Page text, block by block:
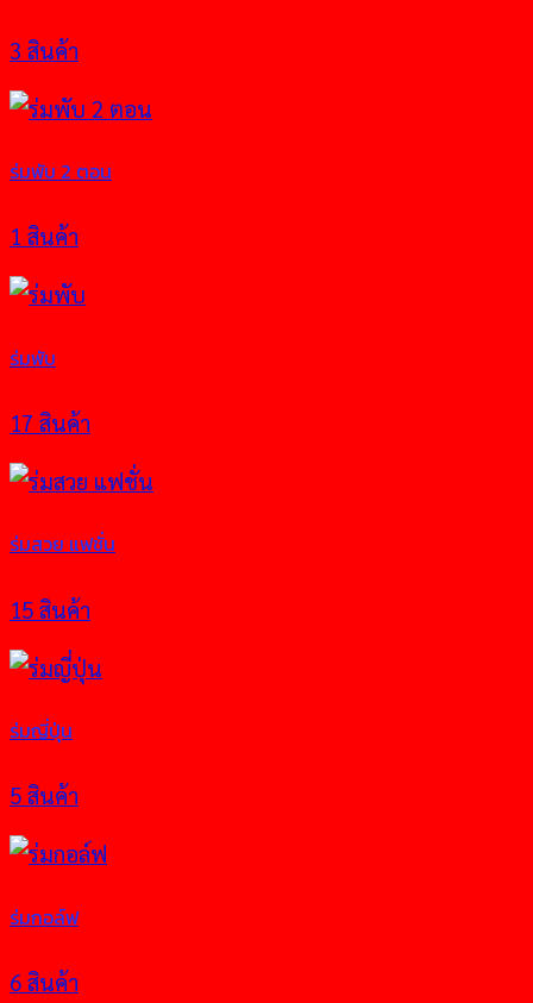
3 สินค้า
ร่มพับ 2 ตอน
1 สินค้า
ร่มพับ
17 สินค้า
ร่มสวย แฟชั่น
15 สินค้า
ร่มญี่ปุ่น
5 สินค้า
ร่มกอล์ฟ
6 สินค้า